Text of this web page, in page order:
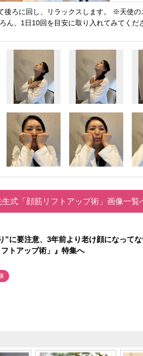
後ろに回し、リラックスします。 ※天使の
ん、1日10回を目安に取り入れてみてくだ
式「顔筋リフトアップ術」画像一覧
”に要注意、3年前より老け顔になって
トアップ術」』特集へ